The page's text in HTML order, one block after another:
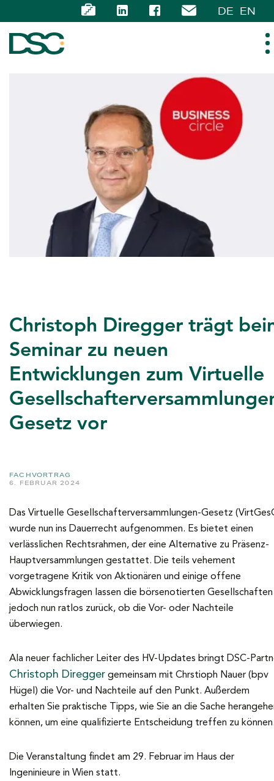
DE EN
ÜBER UNS
EXPERTISE
NEWS
KARRIERE
Christoph Diregger trägt
Seminar zu neuen
Entwicklungen zum Virtuelle
Gesetz vor
FACHVORTRAG
6. FEBRUAR 2024
Das Virtuelle Gesellschafterversammlungen-Gesetz
wurde nun ins Dauerrecht aufgenommen. Es bietet einen
verlässlichen Rechtsrahmen, der eine Alternative zu Präsenz-
Hauptversammlungen gestattet. Die teils vehement
vorgetragene Kritik von Aktionären und einige offene
Abwicklungsfragen lassen die börsenotierten Gesellschaften
jedoch nun ratlos zurück, ob die Vor- oder Nachteile
überwiegen.
Ala neuer fachlicher Leiter des HV-Updates bringt DSC-
Christoph Diregger gemeinsam mit Chrstioph Nauer (bpv
Hügel) die Vor- und Nachteile auf den Punkt. Außerdem
erhalten Sie praktische Tipps, wie Sie an die Sache
können, um eine qualifizierte Entscheidung treffen zu
Die Veranstaltung findet am 29. Februar im Haus der
Ingeninieure in Wien statt.